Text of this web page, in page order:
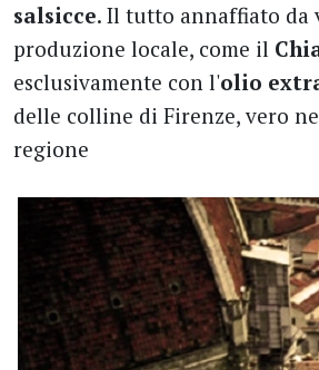
salsicce. Il tutto annaffiato da
produzione locale, come il
esclusivamente con l'olio
delle colline di Firenze, vero
regione